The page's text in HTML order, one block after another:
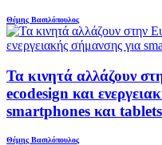
Θέμης Βασιλόπουλος
Τα κινητά αλλάζουν
ecodesign και
smartphones και tablets
Θέμης Βασιλόπουλος